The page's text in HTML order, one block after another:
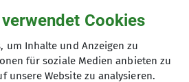
haben während des Events
Feedback bekommmen,
sein 5-jähriges
Cookies
um Inhalte und Anzeigen zu
für soziale Medien anbieten zu
unsere Website zu analysieren.